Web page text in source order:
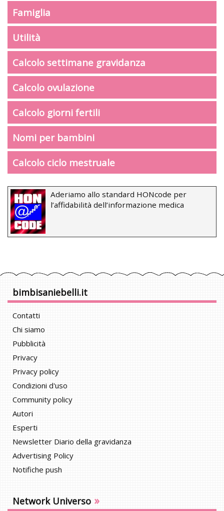
Famiglia
Utilità
Calcolo settimane gravidanza
Calcolo ovulazione
Calcolo giorni fertili
Nomi per bambini
Calcolo ciclo mestruale
Aderiamo allo standard HONcode per
l’affidabilità dell’informazione medica
bimbisaniebelli.it
Contatti
Chi siamo
Pubblicità
Privacy
Privacy policy
Condizioni d'uso
Community policy
Autori
Esperti
Newsletter Diario della gravidanza
Advertising Policy
Notifiche push
Network Universo »